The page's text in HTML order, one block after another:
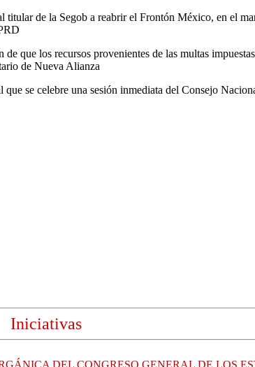
de la Segob a reabrir el Frontón México, en el
que los recursos provenientes de las multas
de Nueva Alianza
se celebre una sesión inmediata del Consejo
Iniciativas
DEL CONGRESO GENERAL DE LOS